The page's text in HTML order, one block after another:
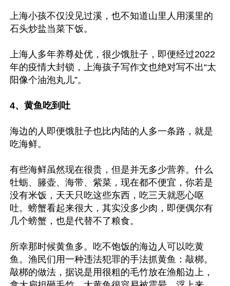
上海小孩不仅没见过溪，也不知道山里人用溪里的
石头炒盐当菜下饭。
上海人多年养尊处优，很少饿肚子，即便经过2022
年的疫情大封锁，上海孩子写作文也绝对写不出“太
阳像个油泡丸儿”。
4、黄鱼吃到吐
海边的人即便饿肚子也比内陆的人多一条路，就是
吃海鲜。
有些海鲜虽然现在很贵，但是并无多少营养。什么
牡蛎、籐壶、海带、紫菜，现在都不便宜，你若是
没有米饭，天天只吃这些东西，吃三天就恶心呕
吐。螃蟹看起来很大，其实没多少肉，即便偶尔有
几个螃蟹，也是代替不了粮食。
所幸那时候黄鱼多。吃不饱饭的海边人可以吃黄
鱼。渔民们用一种违法犯罪的手法抓黄鱼：敲梆。
敲梆的做法，据说是用很粗的毛竹放在渔船边上，